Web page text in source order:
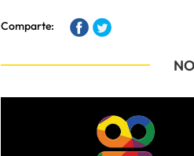
Comparte: